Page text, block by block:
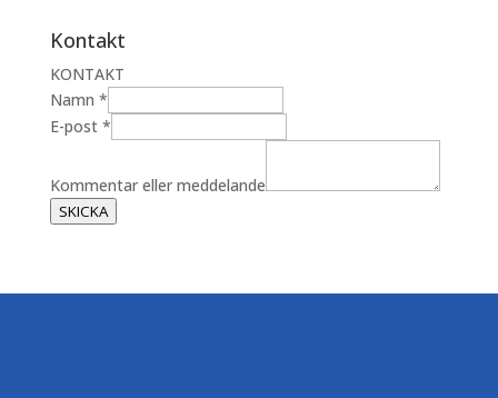
Kontakt
KONTAKT
Namn *
m
d
d
e
E-post *
Kommentar eller meddelande
SKICKA